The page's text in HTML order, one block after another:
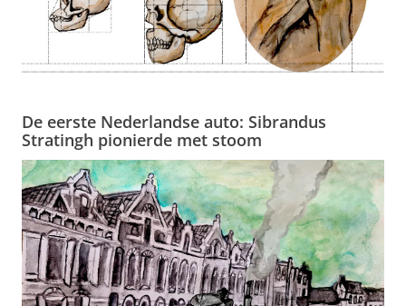
De eerste Nederlandse auto: Sibrandus
Stratingh pionierde met stoom